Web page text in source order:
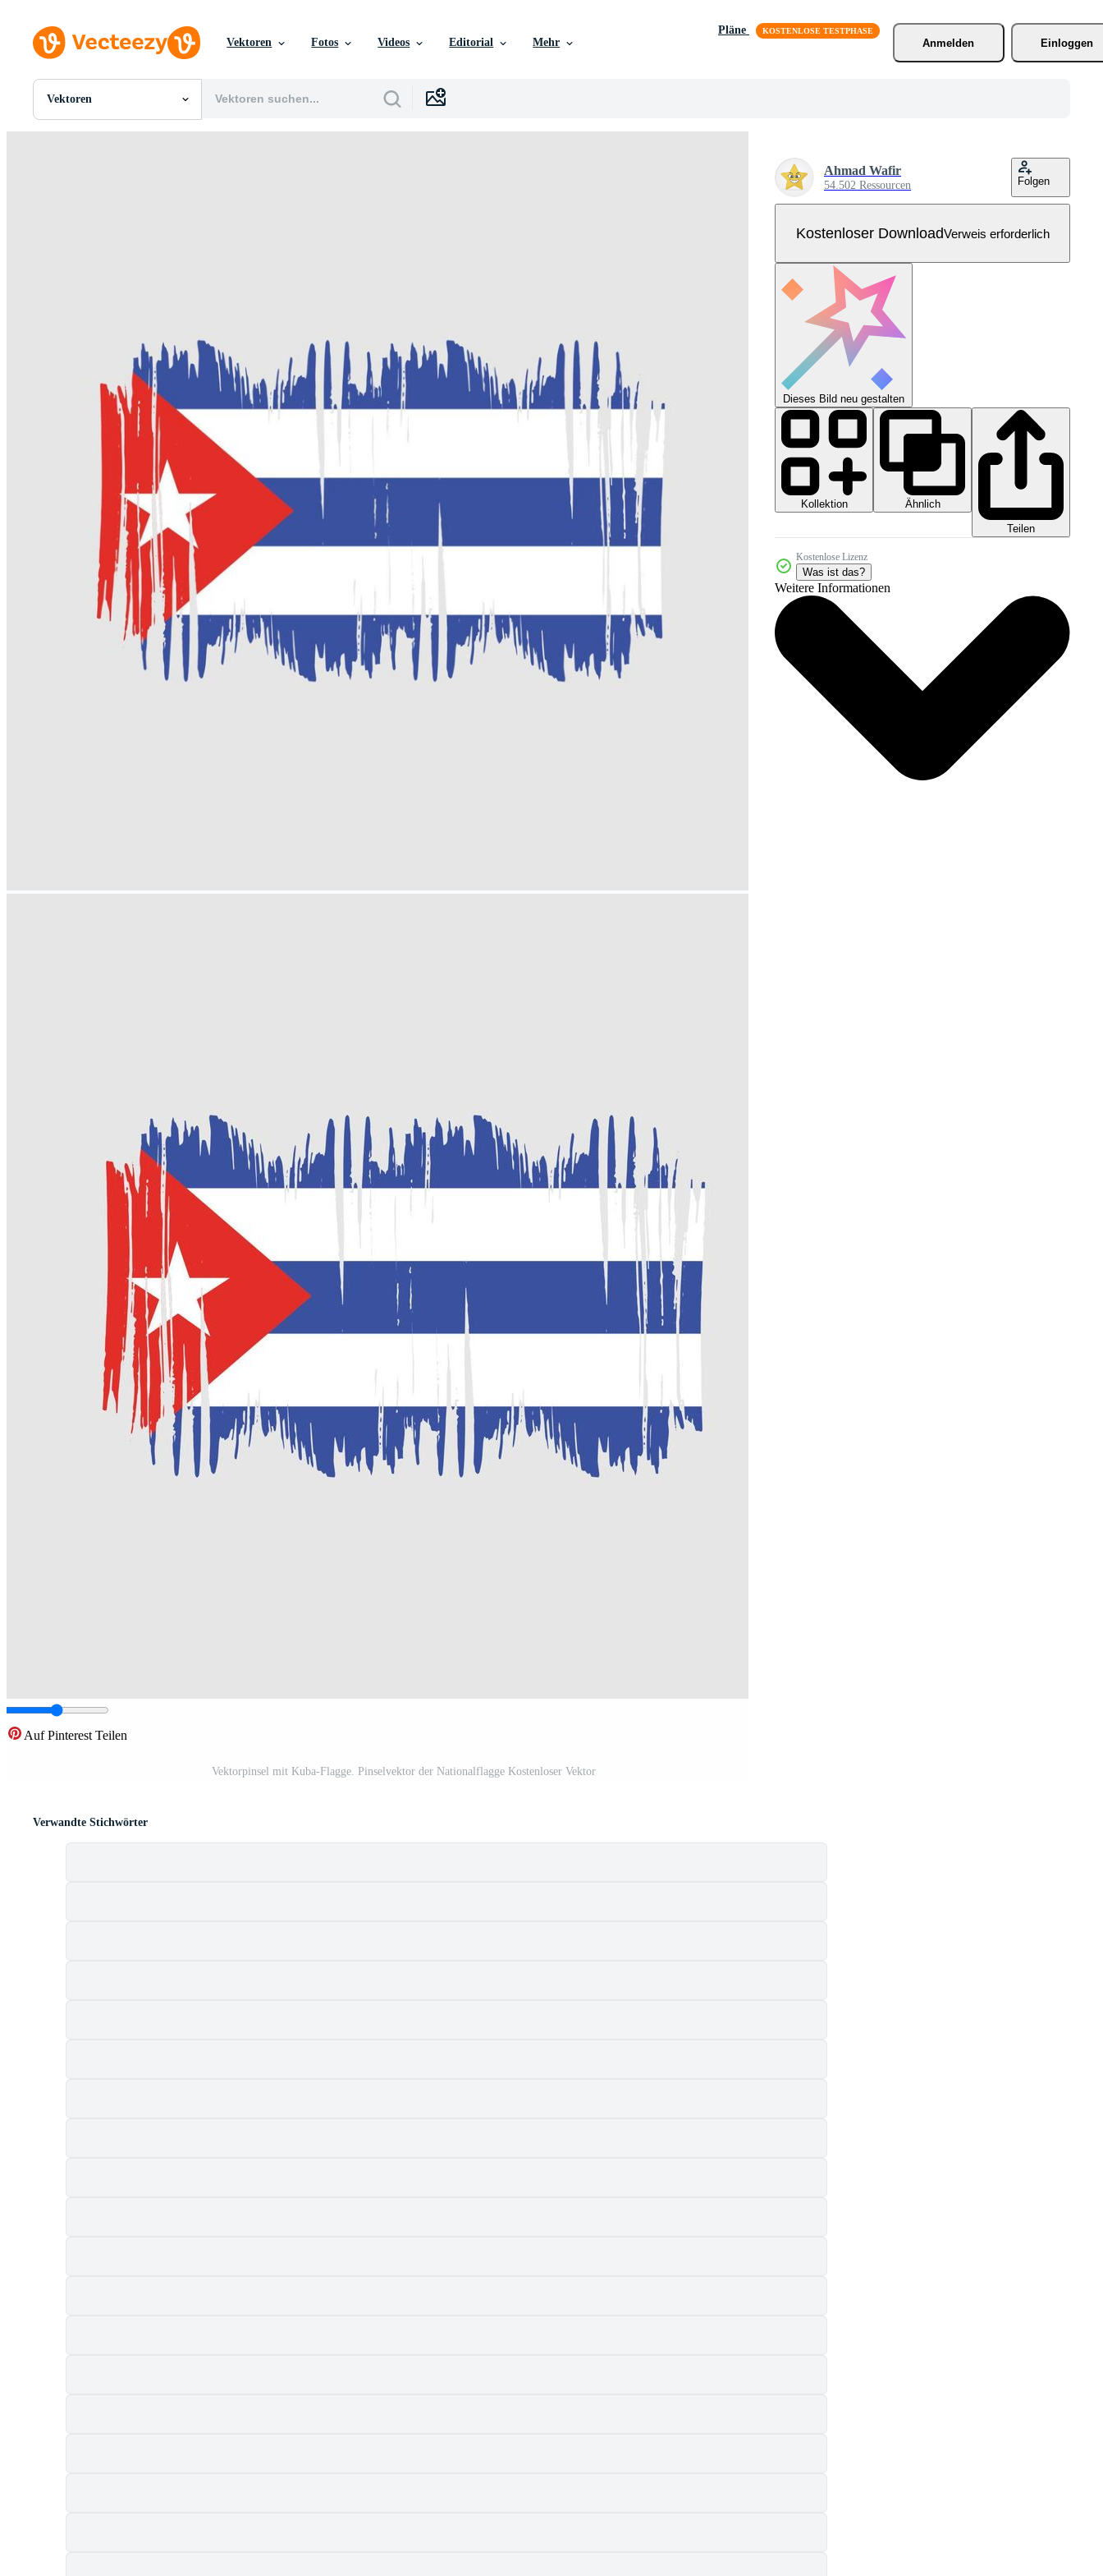
Vektoren Fotos Videos Editorial Mehr
Pläne
Anmelden
Einloggen
Vektoren
Alle Bilder
Auf Pinterest Teilen
Vektorpinsel mit Kuba-Flagge. Pinselvektor der Nationalflagge Kostenloser Vektor
Ahmad Wafir
54.502 Ressourcen Folgen
Kostenloser DownloadVerweis erforderlich
Dieses Bild neu gestalten
Kollektion
Ähnlich
Teilen
Kostenlose Lizenz
Was ist das?
Weitere Informationen
Verwandte Stichwörter